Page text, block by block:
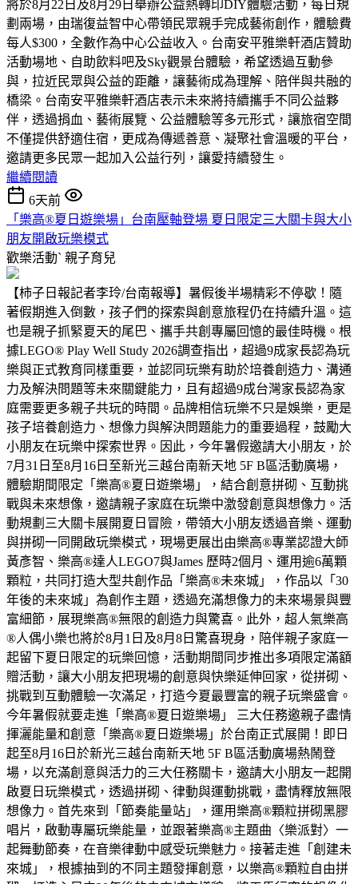
將於8月22日及8月29日舉辦公益熱轉印DIY體驗活動，每日規
劃兩場，由瑞復益智中心帶領民眾親手完成藝術創作，體驗費
每人$300，全數作為中心公益收入。台南安平雅樂軒酒店贊助
活動場地、自助飲料吧及Sky觀景台體驗，希望透過互動參
與，拉近民眾與公益的距離，讓藝術成為理解、陪伴與共融的
橋梁。台南安平雅樂軒酒店表示未來將持續攜手不同公益夥
伴，透過捐血、藝術展覽、公益體驗等多元形式，讓旅宿空間
不僅提供舒適住宿，更成為傳遞善意、凝聚社會溫暖的平台，
邀請更多民眾一起加入公益行列，讓愛持續發生。
繼續閱讀
6天前
「樂高®夏日遊樂場」台南壓軸登場 夏日限定三大關卡與大小
朋友開啟玩樂模式
歡樂活動ˋ 親子育兒
【柿子日報記者李玲/台南報導】暑假後半場精彩不停歇！隨
著假期進入倒數，孩子們的探索與創意旅程仍在持續升溫。這
也是親子抓緊夏天的尾巴、攜手共創專屬回憶的最佳時機。根
據LEGO® Play Well Study 2026調查指出，超過9成家長認為玩
樂與正式教育同樣重要，並認同玩樂有助於培養創造力、溝通
力及解決問題等未來關鍵能力，且有超過9成台灣家長認為家
庭需要更多親子共玩的時間。品牌相信玩樂不只是娛樂，更是
孩子培養創造力、想像力與解決問題能力的重要過程，鼓勵大
小朋友在玩樂中探索世界。因此，今年暑假邀請大小朋友，於
7月31日至8月16日至新光三越台南新天地 5F B區活動廣場，
體驗期間限定「樂高®夏日遊樂場」，結合創意拼砌、互動挑
戰與未來想像，邀請親子家庭在玩樂中激發創意與想像力。活
動規劃三大關卡展開夏日冒險，帶領大小朋友透過音樂、運動
與拼砌一同開啟玩樂模式，現場更展出由樂高®專業認證大師
黃彥智、樂高®達人LEGO7與James 歷時2個月、運用逾6萬顆
顆粒，共同打造大型共創作品「樂高®未來城」，作品以「30
年後的未來城」為創作主題，透過充滿想像力的未來場景與豐
富細節，展現樂高®無限的創造力與驚喜。此外，超人氣樂高
®人偶小樂也將於8月1日及8月8日驚喜現身，陪伴親子家庭一
起留下夏日限定的玩樂回憶，活動期間同步推出多項限定滿額
贈活動，讓大小朋友把現場的創意與快樂延伸回家，從拼砌、
挑戰到互動體驗一次滿足，打造今夏最豐富的親子玩樂盛會。
今年暑假就要走進「樂高®夏日遊樂場」 三大任務邀親子盡情
揮灑能量和創意「樂高®夏日遊樂場」於台南正式展開！即日
起至8月16日於新光三越台南新天地 5F B區活動廣場熱鬧登
場，以充滿創意與活力的三大任務關卡，邀請大小朋友一起開
啟夏日玩樂模式，透過拼砌、律動與運動挑戰，盡情釋放無限
想像力。首先來到「節奏能量站」，運用樂高®顆粒拼砌黑膠
唱片，啟動專屬玩樂能量，並跟著樂高®主題曲〈樂派對〉一
起舞動節奏，在音樂律動中感受玩樂魅力。接著走進「創建未
來城」，根據抽到的不同主題發揮創意，以樂高®顆粒自由拼